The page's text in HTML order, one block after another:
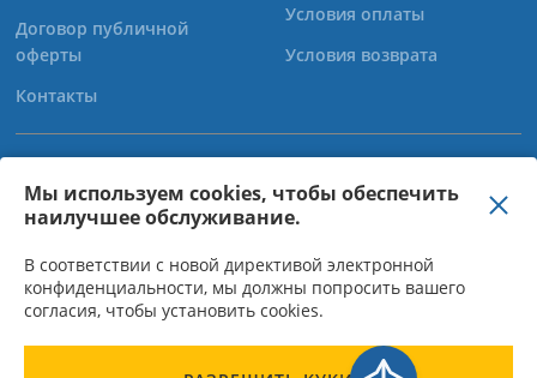
Мы используем cookies, чтобы обеспечить
наилучшее обслуживание.
В соответствии с новой директивой электронной
конфиденциальности, мы должны попросить вашего
согласия, чтобы установить cookies.
Договор публичной
оферты
Контакты
Условия оплаты
Условия возврата
+38 (067) 565-37-68
+38 (050) 359-39-11
ООО "Новатек Электро" - Директор Богачов О.М, ІНН 310950015523,